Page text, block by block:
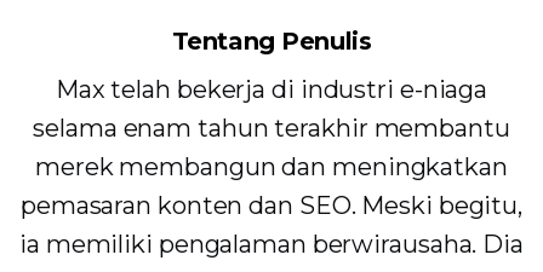
Tentang Penulis
Max telah bekerja di industri e-niaga
selama enam tahun terakhir membantu
merek membangun dan meningkatkan
pemasaran konten dan SEO. Meski begitu,
ia memiliki pengalaman berwirausaha. Dia